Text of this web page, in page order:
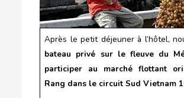
Après le petit déjeuner à l’hôtel,
bateau privé sur le fleuve du
participer au marché flottant
Rang dans le circuit Sud Vietnam